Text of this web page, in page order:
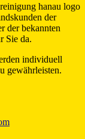
der
der bekannten
Sie da.
individuell
gewährleisten.